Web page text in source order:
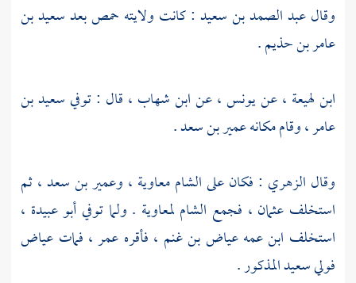
وقالعبد الصمد بن سعيد : كانت ولايته حمصبعدسعيد بن
عامر بن حذيم.
ابن لهيعة ، عنيونس، عنابن شهاب ، قال : توفيسعيد بن
عامر، وقام مكانهعمير بن سعد.
وقال الزهري : فكان علىالشاممعاوية ، وعمير بن سعد، ثم
استخلف عثمان ، فجمع الشاملمعاوية . ولما توفيأبو عبيدة ،
استخلف ابن عمهعياض بن غنم ، فأقره عمر، فمات عياض
فوليسعيدالمذكور .